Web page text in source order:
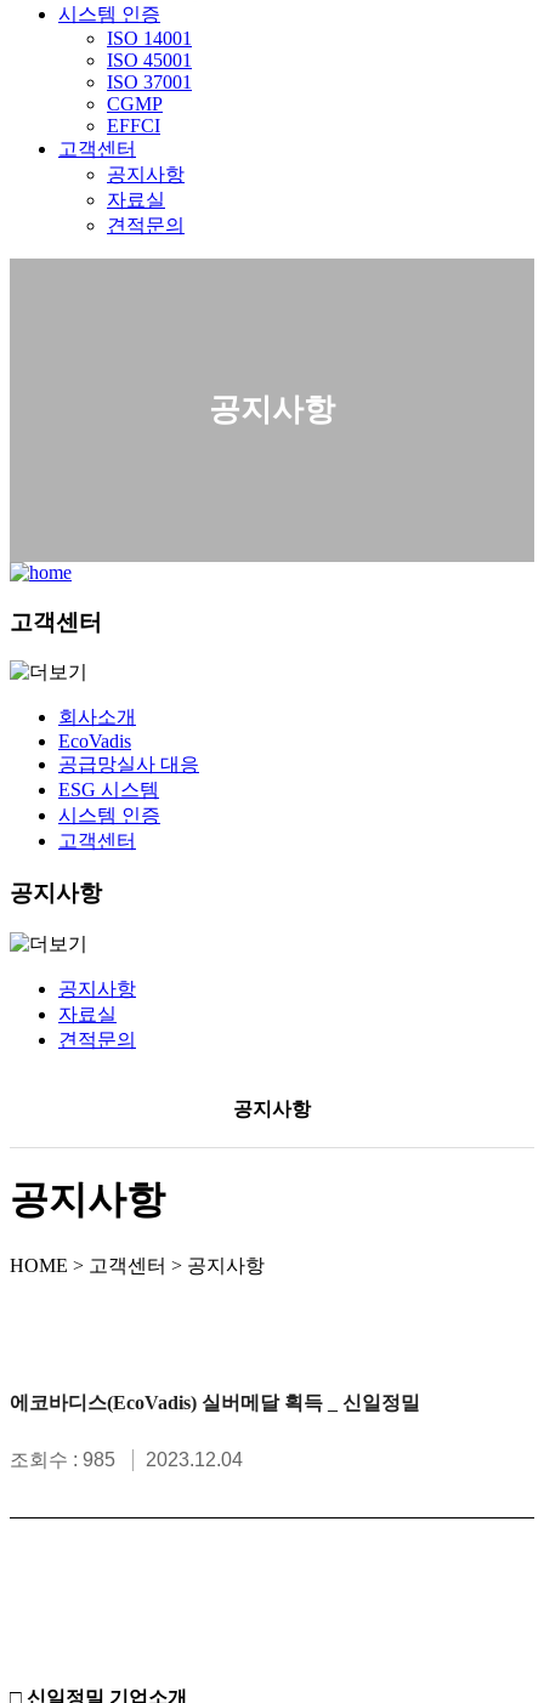
시스템 인증
ISO 14001
ISO 45001
ISO 37001
CGMP
EFFCI
고객센터
공지사항
자료실
견적문의
공지사항
고객센터
회사소개
EcoVadis
공급망실사 대응
ESG 시스템
시스템 인증
고객센터
공지사항
공지사항
자료실
견적문의
공지사항
공지사항
HOME > 고객센터 > 공지사항
에코바디스(EcoVadis) 실버메달 획득 _ 신일정밀
조회수 : 985 2023.12.04
□ 신일정밀 기업소개